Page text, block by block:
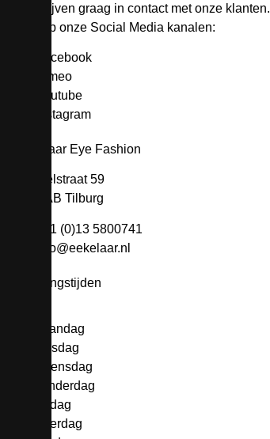
We blijven graag in contact met onze klanten.
Ook op onze Social Media kanalen:
Facebook
Vimeo
Youtube
Instagram
Eekelaar Eye Fashion
Heuvelstraat 59
5038AB Tilburg
+31 (0)13 5800741
info@eekelaar.nl
Openingstijden
Maandag
Dinsdag
Woensdag
Donderdag
Vrijdag
Zaterdag